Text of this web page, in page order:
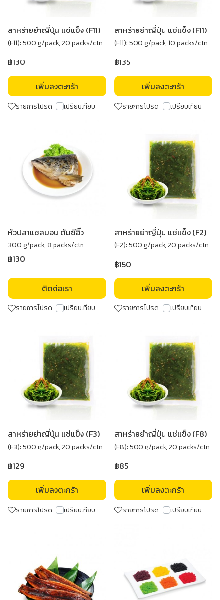
สาหร่ายยำญี่ปุ่น แช่แข็ง (F11)
(F11): 500 g/pack, 20 packs/ctn
฿130
เพิ่มลงตะกร้า
รายการโปรด เปรียบเทียบ
สาหร่ายย่าญี่ปุ่น แช่แข็ง (F11)
(F11): 500 g/pack, 10 packs/ctn
฿135
เพิ่มลงตะกร้า
รายการโปรด เปรียบเทียบ
หัวปลาแซลมอน ต้มซีอิ๊ว
300 g/pack, 8 packs/ctn
฿130
ติดต่อเรา
รายการโปรด เปรียบเทียบ
สาหร่ายย่าญี่ปุ่น แช่แข็ง (F2)
(F2): 500 g/pack, 20 packs/ctn
฿150
เพิ่มลงตะกร้า
รายการโปรด เปรียบเทียบ
สาหร่ายย่าญี่ปุ่น แช่แข็ง (F3)
(F3): 500 g/pack, 20 packs/ctn
฿129
เพิ่มลงตะกร้า
รายการโปรด เปรียบเทียบ
สาหร่ายยำญี่ปุ่น แช่แข็ง (F8)
(F8): 500 g/pack, 20 packs/ctn
฿85
เพิ่มลงตะกร้า
รายการโปรด เปรียบเทียบ